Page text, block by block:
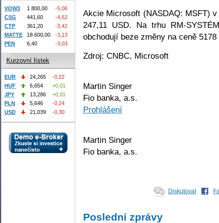
Akcie Microsoft (NASDAQ: MSFT)
247,11 USD. Na trhu RM-
obchodují beze změny na ceně 5178
Zdroj: CNBC, Microsoft
Martin Singer
Fio banka, a.s.
Prohlášení
Martin Singer
Fio banka, a.s.
Diskutovat
Poslední zprávy
VOW3 1 800,00
-5,06
CSG
441,60
-4,62
CTP
361,20
-3,42
MATTE
18 600,00
-3,13
PEN
6,40 -3,03
Kurzovní lístek
EUR 24,265
-0,22
HUF
6,654
+0,01
JPY
13,286
+0,01
PLN
5,646
-0,24
USD
21,039 -0,30